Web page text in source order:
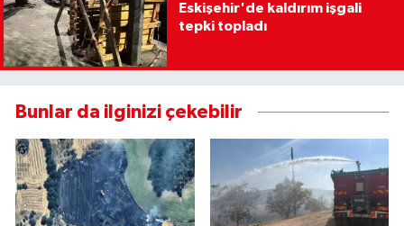
Eskişehir'de kaldırım işgali
tepki topladı
Bunlar da ilginizi çekebilir